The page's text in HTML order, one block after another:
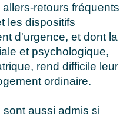
retours fréquents
les dispositifs
d'urgence, et dont la
et psychologique,
rend difficile leur
ordinaire.
aussi admis si